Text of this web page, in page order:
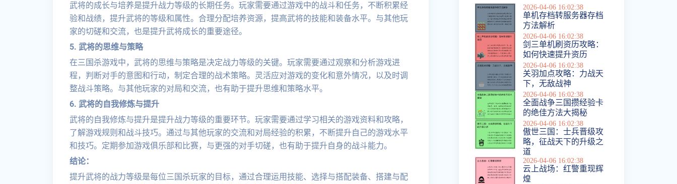
武将的成长与培养是提升战力等级的长期任务。玩家需要通过游戏中的战斗和任务，不断积累经
验和战绩，提升武将的等级和属性。合理分配培养资源，提高武将的技能和装备水平。与其他玩
家的切磋和交流，也是提升武将成长的重要途径。
5. 武将的思维与策略
在三国杀游戏中，武将的思维与策略是决定战力等级的关键。玩家需要通过观察和分析游戏进
程，判断对手的意图和行动，制定合理的战术策略。灵活应对游戏的变化和意外情况，以及时调
整战斗策略。与其他玩家的对局和交流，也有助于提升思维和策略水平。
6. 武将的自我修炼与提升
武将的自我修炼与提升是提升战力等级的重要环节。玩家需要通过学习相关的游戏资料和攻略，
了解游戏规则和战斗技巧。通过与其他玩家的交流和对局经验的积累，不断提升自己的游戏水平
和技巧。定期参加游戏俱乐部和比赛，与更强的对手切磋，也有助于提升自身的战斗能力。
结论：
提升武将的战力等级是每位三国杀玩家的目标，通过合理运用技能、选择与搭配装备、搭建与配
2026-04-06 16:02:38
单机存档转服务器存档
方法解析
2026-04-06 16:02:38
剑三单机刷资历攻略：
如何快速提升资历
2026-04-06 16:02:38
关羽加点攻略：力战天
下，无敌战神
2026-04-06 16:02:38
全面战争三国攒经验卡
的绝佳方法大揭秘
2026-04-06 16:02:38
傲世三国：士兵晋级攻
略，征战天下的升级之
道
2026-04-06 16:02:38
云上战场：红警重现辉
煌